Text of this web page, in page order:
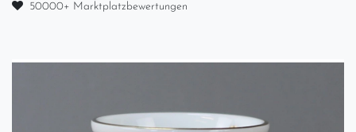
50000+ Marktplatzbewertungen